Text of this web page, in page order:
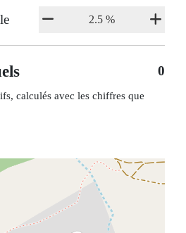
0
calculés avec les chiffres que